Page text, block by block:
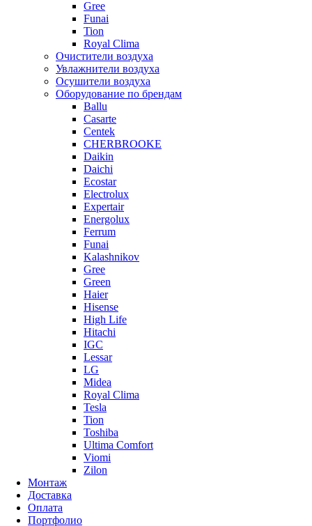
Gree
Funai
Tion
Royal Clima
Очистители воздуха
Увлажнители воздуха
Осушители воздуха
Оборудование по брендам
Ballu
Casarte
Centek
CHERBROOKE
Daikin
Daichi
Ecostar
Electrolux
Expertair
Energolux
Ferrum
Funai
Kalashnikov
Gree
Grеen
Haier
Hisense
High Life
Hitachi
IGC
Lessar
LG
Midea
Royal Clima
Tesla
Tion
Toshiba
Ultima Comfort
Viomi
Zilon
Монтаж
Доставка
Оплата
Портфолио